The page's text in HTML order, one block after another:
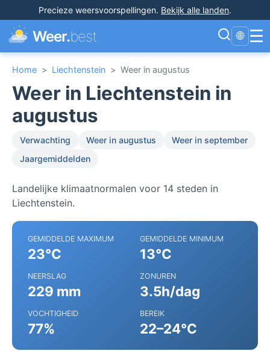
Precieze weersvoorspellingen. Bekijk alle landen.
Weer.best 🌐 ☰
Home > Liechtenstein > Weer in augustus
Weer in Liechtenstein in
augustus
Verwachting Weer in augustus
Weer in september
Jaargemiddelden
Landelijke klimaatnormalen voor 14 steden in
Liechtenstein.
GEMIDDELDE MAXIMUM
23°C
GEMIDDELDE MINIMUM
13°C
NEERSLAG
229 mm
ZONUREN
3.5h/dag
VOCHTIGHEID
77%
BEREIK
22–24°C